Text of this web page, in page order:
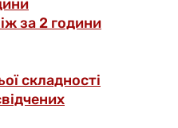
за 2 години
складності